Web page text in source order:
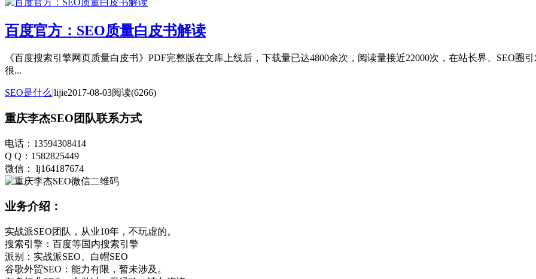
百度官方：SEO质量白皮书解读
《百度搜索引擎网页质量白皮书》PDF完整版在文库上线后，下载量已达4800余次，阅读量接近22000次，在站长界、SEO圈
很...
SEO是什么|lijie2017-08-03阅读(6266)
重庆李杰SEO团队联系方式
电话：13594308414
Q Q：1582825449
微信： lj164187674
业务介绍：
实战派SEO团队，从业10年，不玩虚的。
搜索引擎：百度等国内搜索引擎
派别：实战派SEO、白帽SEO
谷歌外贸SEO：能力有限，暂未涉及。